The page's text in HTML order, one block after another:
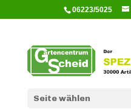
06223/5025
Seite wählen